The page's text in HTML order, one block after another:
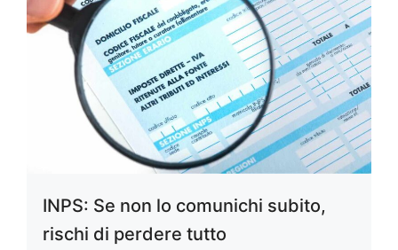
INPS: Se non lo comunichi subito,
rischi di perdere tutto